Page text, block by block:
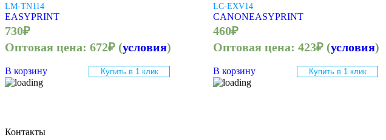
LM-TN114
EASYPRINT
730₽
Оптовая цена: 672₽ (условия)
В корзину Купить в 1 клик
LC-EXV14
CANONEASYPRINT
460₽
Оптовая цена:423₽ (условия)
В корзину Купить в 1 клик
Контакты